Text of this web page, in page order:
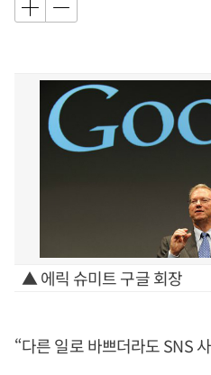
▲ 에릭 슈미트 구글 회장
“다른 일로 바쁘더라도 SNS